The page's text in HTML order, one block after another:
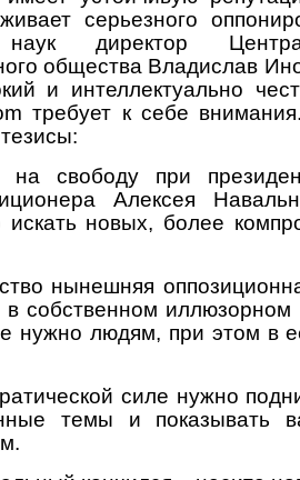
серьезного
наук директор
общества Владислав
и интеллектуально
требует к себе
свободу при
Алексея
новых, более
нынешняя
в собственном
нужно людям, при этом в
силе нужно
темы и показывать